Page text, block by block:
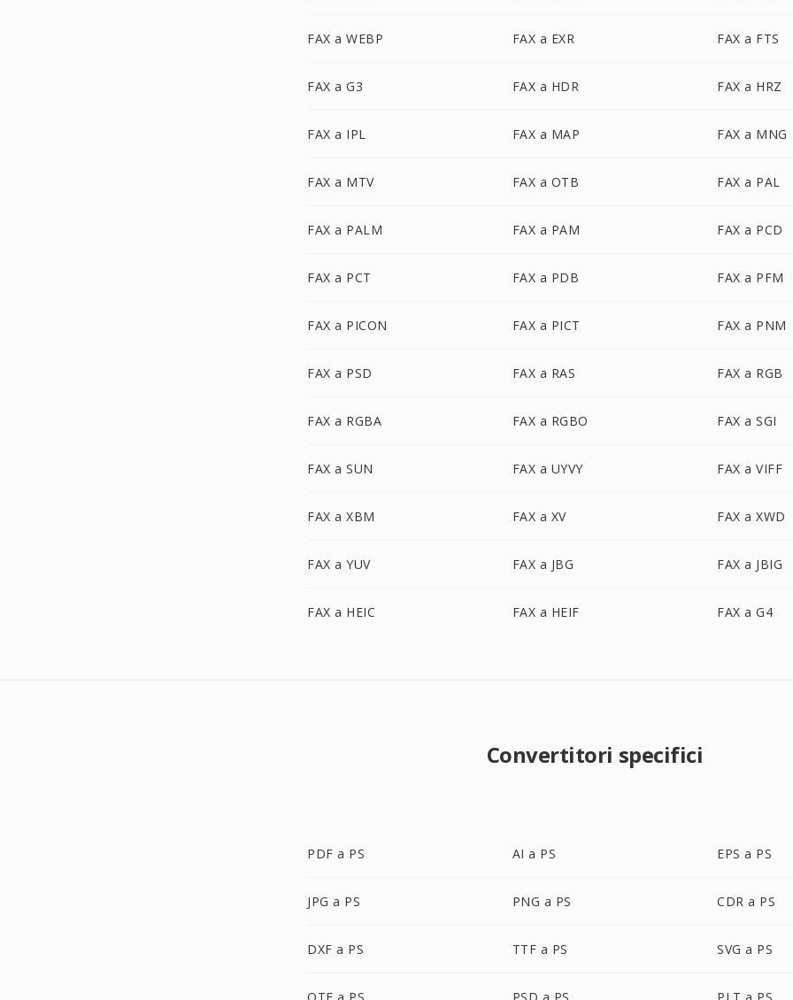
FAX a WEBP FAX a EXR FAX a FTS
FAX a G3 FAX a HDR FAX a HRZ
FAX a IPL FAX a MAP FAX a MNG
FAX a MTV FAX a OTB FAX a PAL
FAX a PALM FAX a PAM FAX a PCD
FAX a PCT FAX a PDB FAX a PFM
FAX a PICON FAX a PICT FAX a PNM
FAX a PSD FAX a RAS FAX a RGB
FAX a RGBA FAX a RGBO FAX a SGI
FAX a SUN FAX a UYVY FAX a VIFF
FAX a XBM FAX a XV FAX a XWD
FAX a YUV FAX a JBG FAX a JBIG
FAX a HEIC FAX a HEIF FAX a G4
Convertitori specifici
PDF a PS AI a PS EPS a PS
JPG a PS PNG a PS CDR a PS
DXF a PS TTF a PS SVG a PS